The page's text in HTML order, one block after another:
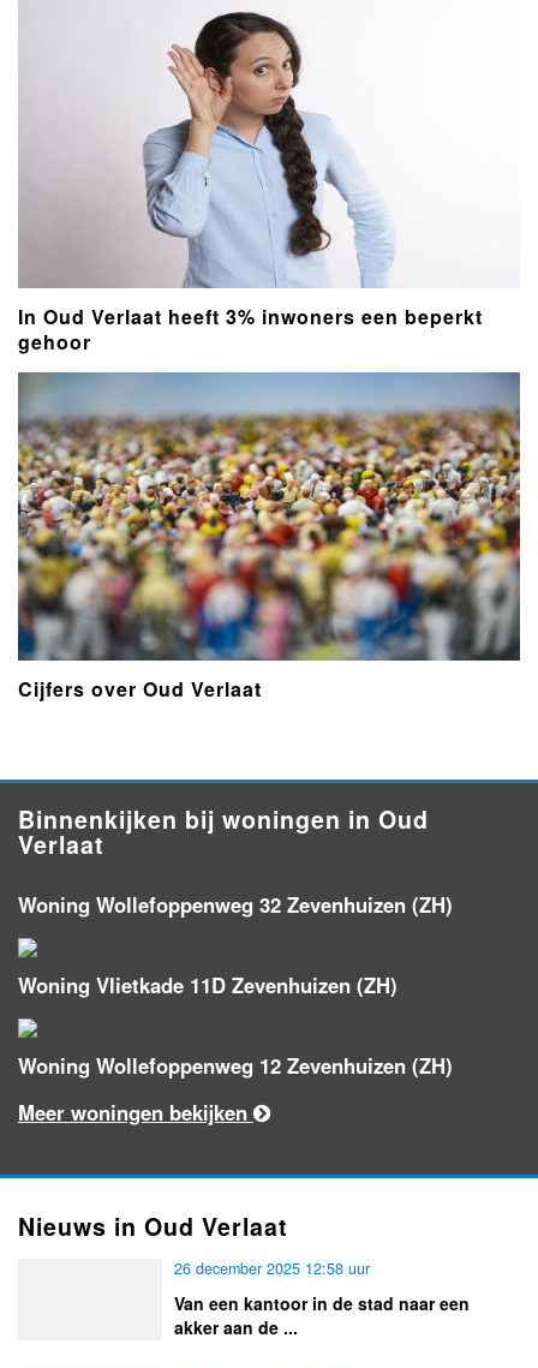
In Oud Verlaat heeft 3% inwoners een beperkt
gehoor
Cijfers over Oud Verlaat
Binnenkijken bij woningen in Oud
Verlaat
Woning Wollefoppenweg 32 Zevenhuizen (ZH)
Woning Vlietkade 11D Zevenhuizen (ZH)
Woning Wollefoppenweg 12 Zevenhuizen (ZH)
Meer woningen bekijken
Nieuws in Oud Verlaat
26 december 2025 12:58 uur
Van een kantoor in de stad naar een
akker aan de ...